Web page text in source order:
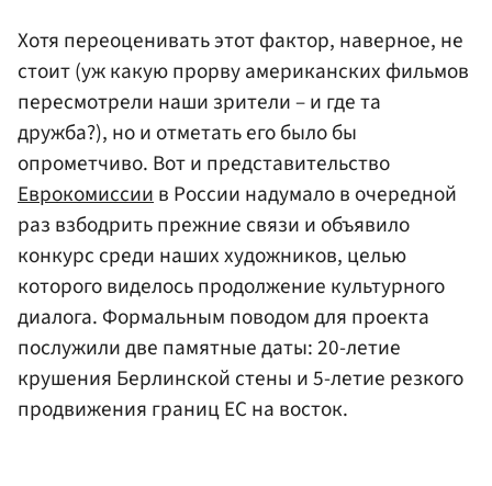
Хотя переоценивать этот фактор, наверное, не
стоит (уж какую прорву американских фильмов
пересмотрели наши зрители – и где та
дружба?), но и отметать его было бы
опрометчиво. Вот и представительство
Еврокомиссиив России надумало в очередной
раз взбодрить прежние связи и объявило
конкурс среди наших художников, целью
которого виделось продолжение культурного
диалога. Формальным поводом для проекта
послужили две памятные даты: 20-летие
крушения Берлинской стены и 5-летие резкого
продвижения границ ЕС на восток.